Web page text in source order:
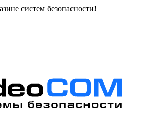
систем безопасности!